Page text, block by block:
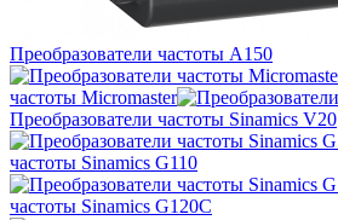
Преобразователи частоты A150
частоты Micromaster
Преобразователи частоты Sinamics V20
частоты Sinamics G110
частоты Sinamics G120C